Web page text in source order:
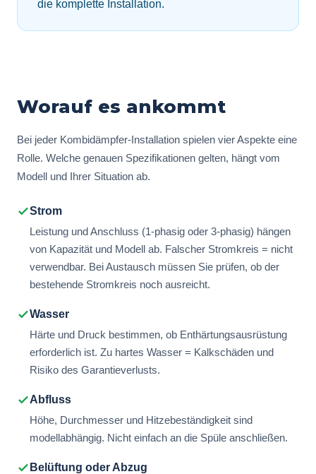
die komplette Installation.
Worauf es ankommt
Bei jeder Kombidämpfer-Installation spielen vier Aspekte eine
Rolle. Welche genauen Spezifikationen gelten, hängt vom
Modell und Ihrer Situation ab.
Strom
Leistung und Anschluss (1-phasig oder 3-phasig) hängen
von Kapazität und Modell ab. Falscher Stromkreis = nicht
verwendbar. Bei Austausch müssen Sie prüfen, ob der
bestehende Stromkreis noch ausreicht.
Wasser
Härte und Druck bestimmen, ob Enthärtungsausrüstung
erforderlich ist. Zu hartes Wasser = Kalkschäden und
Risiko des Garantieverlusts.
Abfluss
Höhe, Durchmesser und Hitzebeständigkeit sind
modellabhängig. Nicht einfach an die Spüle anschließen.
Belüftung oder Abzug